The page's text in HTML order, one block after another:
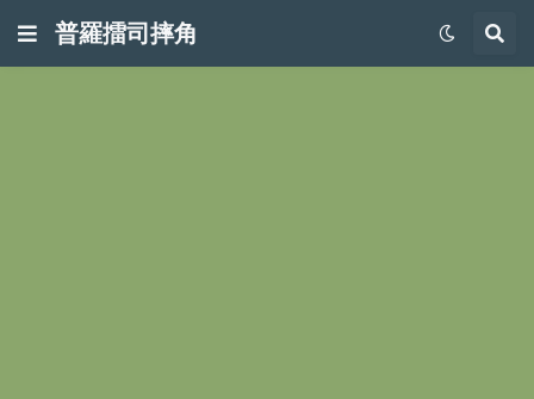
普羅擂司摔角